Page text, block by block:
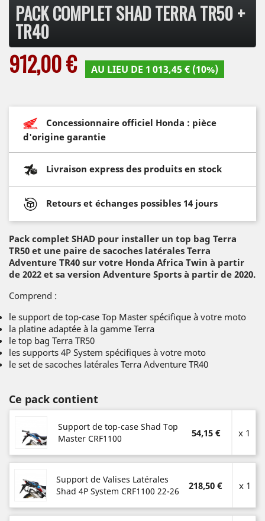
PACK COMPLET SHAD TERRA TR50 +
TR40
912,00 € AU LIEU DE 1 013,45 € (10%)
Concessionnaire officiel Honda : pièce
d'origine garantie
Livraison express des produits en stock
Retours et échanges possibles 14 jours
Pack complet SHAD pour installer un top bag Terra
TR50 et une paire de sacoches latérales Terra
Adventure TR40 sur votre Honda Africa Twin à partir
de 2022 et sa version Adventure Sports à partir de 2020.
Comprend :
le support de top-case Top Master spécifique à votre moto
la platine adaptée à la gamme Terra
le top bag Terra TR50
les supports 4P System spécifiques à votre moto
le set de sacoches latérales Terra Adventure TR40
Ce pack contient
Support de top-case Shad Top
Master CRF1100
54,15 € x 1
Support de Valises Latérales
Shad 4P System CRF1100 22-26
218,50 € x 1